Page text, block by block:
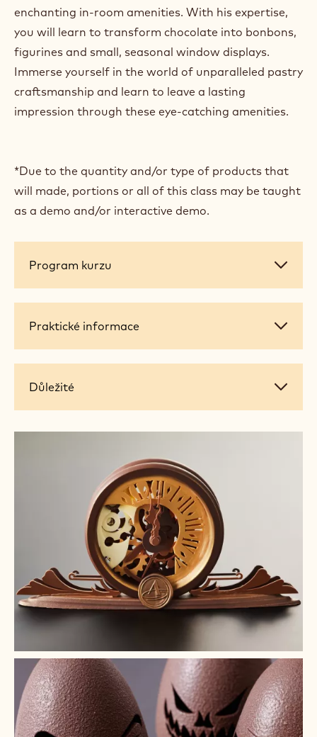
enchanting in-room amenities. With his expertise,
you will learn to transform chocolate into bonbons,
figurines and small, seasonal window displays.
Immerse yourself in the world of unparalleled pastry
craftsmanship and learn to leave a lasting
impression through these eye-catching amenities.
*Due to the quantity and/or type of products that
will made, portions or all of this class may be taught
as a demo and/or interactive demo.
Program
Program kurzu
Praktické
Praktické informace
Důležité
Důležité